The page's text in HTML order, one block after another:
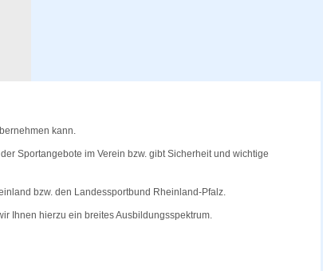
kann.
Sportangebote im Verein bzw. gibt Sicherheit und wichtige
bzw. den Landessportbund Rheinland-Pfalz.
Ihnen hierzu ein breites Ausbildungsspektrum.